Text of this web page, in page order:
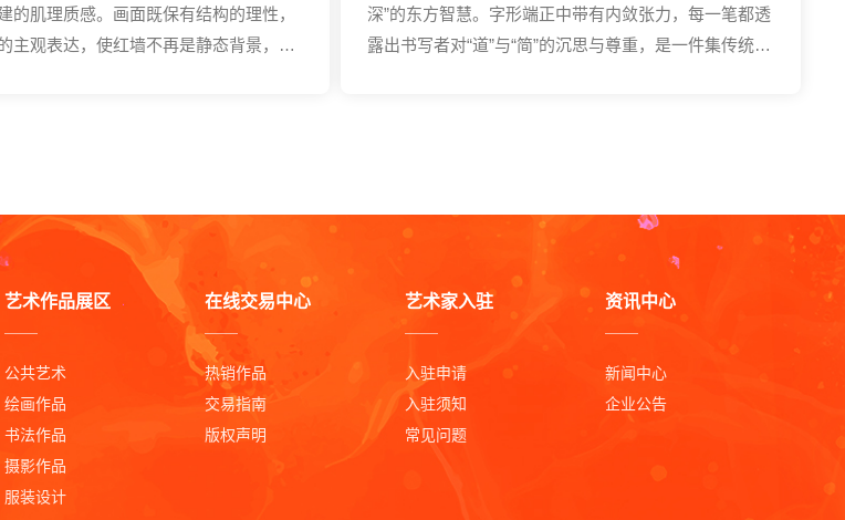
的肌理质感。画面既保有结构的理性，
主观表达，使红墙不再是静态背景，而
深”的东方智慧。字形端正中带有内敛张力，每一笔都透
露出书写者对“道”与“简”的沉思与尊重，是一件集传统书
艺术作品展区
公共艺术
绘画作品
书法作品
摄影作品
服装设计
在线交易中心
热销作品
交易指南
版权声明
艺术家入驻
入驻申请
入驻须知
常见问题
资讯中心
新闻中心
企业公告